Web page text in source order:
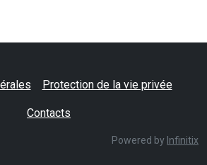
Protection de la vie privée
Contacts
Powered by Infinitix